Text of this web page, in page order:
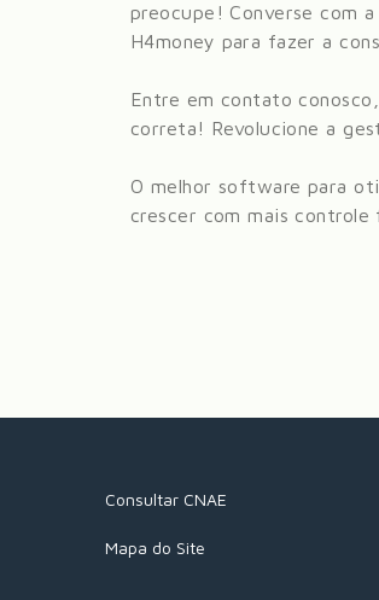
preocupe! Converse com
H4money para fazer a
Entre em contato
correta! Revolucione a
O melhor software para
crescer com mais controle
Consultar CNAE
Mapa do Site